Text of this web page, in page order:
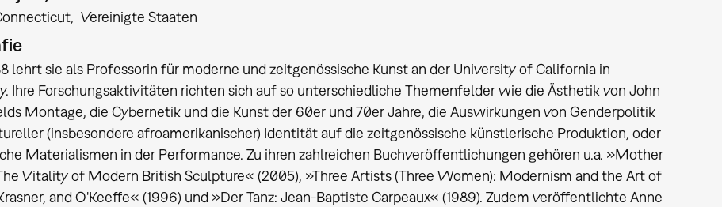
Vereinigte Staaten
lehrt sie als Professorin für moderne und zeitgenössische Kunst an der University of California in
Ihre Forschungsaktivitäten richten sich auf so unterschiedliche Themenfelder wie die Ästhetik von John
Montage, die Cybernetik und die Kunst der 60er und 70er Jahre, die Auswirkungen von Genderpolitik
(insbesondere afroamerikanischer) Identität auf die zeitgenössische künstlerische Produktion, oder
Materialismen in der Performance. Zu ihren zahlreichen Buchveröffentlichungen gehören u.a. »Mother
Vitality of Modern British Sculpture« (2005), »Three Artists (Three Women): Modernism and the Art of
and O'Keeffe« (1996) und »Der Tanz: Jean-Baptiste Carpeaux« (1989). Zudem veröffentlichte Anne